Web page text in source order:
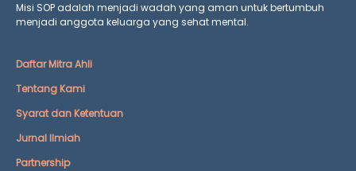
Misi SOP adalah menjadi wadah yang aman untuk bertumbuh
menjadi anggota keluarga yang sehat mental.
Daftar Mitra Ahli
Tentang Kami
Syarat dan Ketentuan
Jurnal Ilmiah
Partnership